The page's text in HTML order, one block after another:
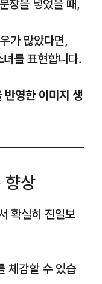
을 넣었을 때,
가 많았다면,
녀를 표현합니다.
반영한 이미지 생
향상
확실히 진일보
체감할 수 있습